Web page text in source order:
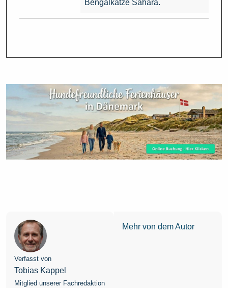
Bengalkatze Sahara.
Verfasst von
Tobias Kappel
Mitglied unserer Fachredaktion
Mehr von dem Autor